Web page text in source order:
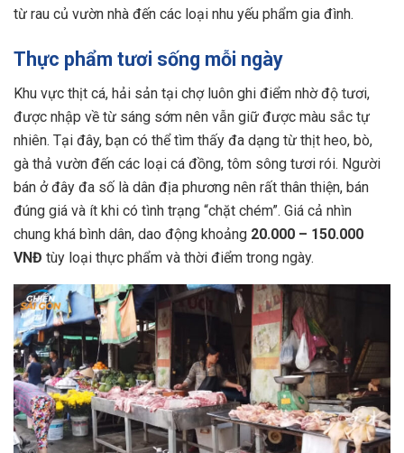
từ rau củ vườn nhà đến các loại nhu yếu phẩm gia đình.
Thực phẩm tươi sống mỗi ngày
Khu vực thịt cá, hải sản tại chợ luôn ghi điểm nhờ độ tươi,
được nhập về từ sáng sớm nên vẫn giữ được màu sắc tự
nhiên. Tại đây, bạn có thể tìm thấy đa dạng từ thịt heo, bò,
gà thả vườn đến các loại cá đồng, tôm sông tươi rói. Người
bán ở đây đa số là dân địa phương nên rất thân thiện, bán
đúng giá và ít khi có tình trạng “chặt chém”. Giá cả nhìn
chung khá bình dân, dao động khoảng 20.000 – 150.000
VNĐ tùy loại thực phẩm và thời điểm trong ngày.